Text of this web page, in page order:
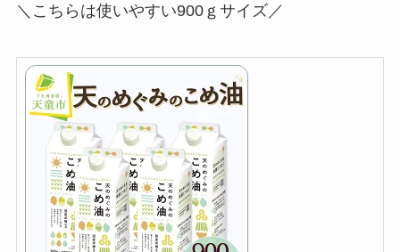
＼こちらは使いやすい900ｇサイズ／